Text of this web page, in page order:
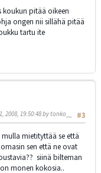
pitää oikeen
ongen nii sillähä pitää
tartu ite
#3
2008, 19:50:48 by tonko__
mietityttää se että
sen että ne ovat
siinä bilteman
monen kokosia..